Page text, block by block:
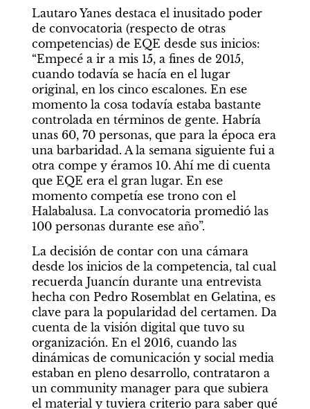
Lautaro Yanes destaca el inusitado poder
de convocatoria (respecto de otras
competencias) de EQE desde sus inicios:
“Empecé a ir a mis 15, a fines de 2015,
cuando todavía se hacía en el lugar
original, en los cinco escalones. En ese
momento la cosa todavía estaba bastante
controlada en términos de gente. Habría
unas 60, 70 personas, que para la época era
una barbaridad. A la semana siguiente fui a
otra compe y éramos 10. Ahí me di cuenta
que EQE era el gran lugar. En ese
momento competía ese trono con el
Halabalusa. La convocatoria promedió las
100 personas durante ese año”.
La decisión de contar con una cámara
desde los inicios de la competencia, tal cual
recuerda Juancín durante una entrevista
hecha con Pedro Rosemblat en Gelatina, es
clave para la popularidad del certamen. Da
cuenta de la visión digital que tuvo su
organización. En el 2016, cuando las
dinámicas de comunicación y social media
estaban en pleno desarrollo, contrataron a
un community manager para que subiera
el material y tuviera criterio para saber qué